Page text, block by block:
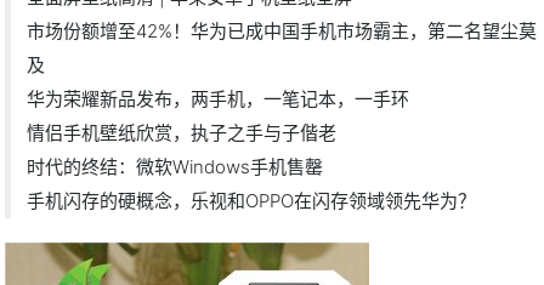
市场份额增至42%！华为已成中国手机市场霸主，第二名望尘莫
及
华为荣耀新品发布，两手机，一笔记本，一手环
情侣手机壁纸欣赏，执子之手与子偕老
时代的终结：微软Windows手机售罄
手机闪存的硬概念，乐视和OPPO在闪存领域领先华为？